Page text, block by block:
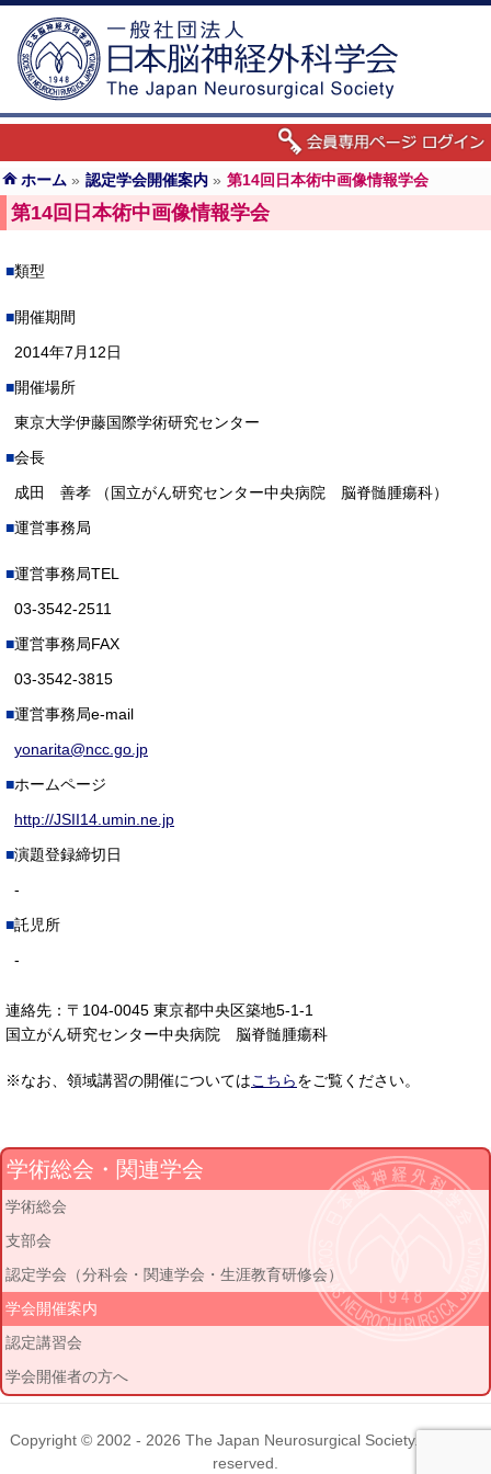
ホーム » 認定学会開催案内 » 第14回日本術中画像情報学会
第14回日本術中画像情報学会
類型
開催期間
2014年7月12日
開催場所
東京大学伊藤国際学術研究センター
会長
成田 善孝 （国立がん研究センター中央病院 脳脊髄腫瘍科）
運営事務局
運営事務局TEL
03-3542-2511
運営事務局FAX
03-3542-3815
運営事務局e-mail
yonarita@ncc.go.jp
ホームページ
http://JSII14.umin.ne.jp
演題登録締切日
-
託児所
-
連絡先：〒104-0045 東京都中央区築地5-1-1
国立がん研究センター中央病院 脳脊髄腫瘍科
※なお、領域講習の開催についてはこちらをご覧ください。
学術総会・関連学会
学術総会
支部会
認定学会（分科会・関連学会・生涯教育研修会）
学会開催案内
認定講習会
学会開催者の方へ
Copyright © 2002 - 2026 The Japan Neurosurgical Society. All rights
reserved.